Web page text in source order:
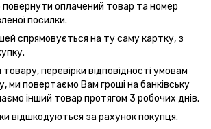
повернути оплачений товар та номер
посилки.
спрямовується на ту саму картку, з
перевірки відповідності умовам
ми повертаємо Вам гроші на банківську
інший товар протягом 3 робочих днів.
відшкодуються за рахунок покупця.